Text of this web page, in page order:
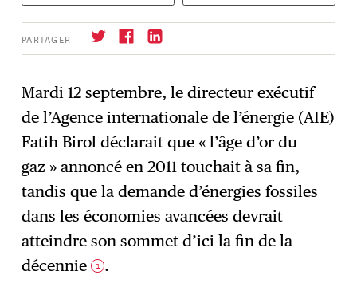
PARTAGER
→ S'abonner
Mardi 12 septembre, le directeur exécutif
de l’Agence internationale de l’énergie (AIE)
Fatih Birol déclarait que « l’âge d’or du
gaz » annoncé en 2011 touchait à sa fin,
tandis que la demande d’énergies fossiles
dans les économies avancées devrait
atteindre son sommet d’ici la fin de la
décennie 1 .